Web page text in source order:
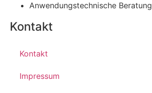
Anwendungstechnische Beratung
Kontakt
Kontakt
Impressum